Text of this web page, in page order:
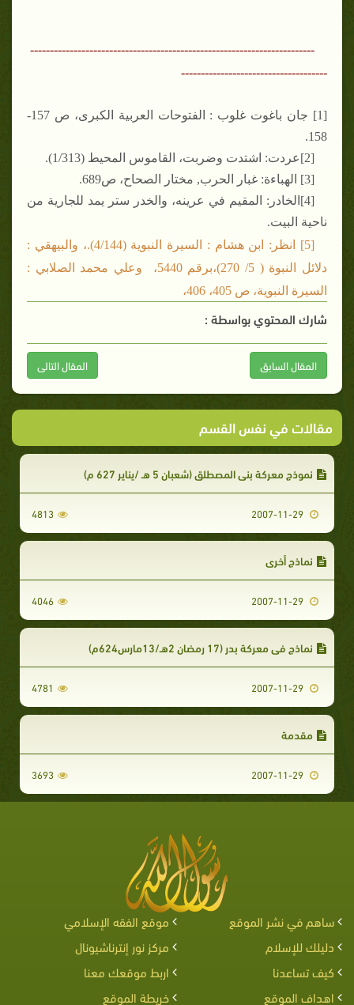
------------------------------------------------------------------------
-------------------------------------
[1] جان باغوت غلوب : الفتوحات العربية الكبرى، ص 157-
158.
[2]عردت: اشتدت وضربت، القاموس المحيط (1/313).
[3] الهباءة: غبار الحرب, مختار الصحاح، ص689.
[4]الخادر: المقيم في عرينه، والخدر ستر يمد للجارية من
ناحية البيت.
[5] انظر: ابن هشام : السيرة النبوية (4/144).، والبيهقي :
دلائل النبوة ( 5/ 270)،برقم 5440، وعلي محمد الصلابي :
السيرة النبوية، ص 405، 406،
شارك المحتوي بواسطة :
المقال السابق المقال التالى
مقالات في نفس القسم
نموذج معركة بني المصطلق (شعبان 5 هـ /يناير 627 م)
4813
نماذج أخرى
4046
نماذج في معركة بدر (17 رمضان 2هـ/13مارس624م)
4781
مقدمة
3693
ساهم في نشر الموقع
موقع الفقه الإسلامي
دليلك للإسلام
مركز نور إنترناشيونال
كيف تساعدنا
اربط موقعك معنا
اهداف الموقع
خريطة الموقع